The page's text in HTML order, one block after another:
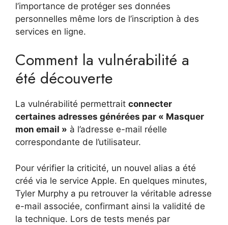
l’importance de protéger ses données
personnelles même lors de l’inscription à des
services en ligne.
Comment la vulnérabilité a
été découverte
La vulnérabilité permettrait connecter
certaines adresses générées par « Masquer
mon email » à l’adresse e-mail réelle
correspondante de l’utilisateur.
Pour vérifier la criticité, un nouvel alias a été
créé via le service Apple. En quelques minutes,
Tyler Murphy a pu retrouver la véritable adresse
e-mail associée, confirmant ainsi la validité de
la technique. Lors de tests menés par